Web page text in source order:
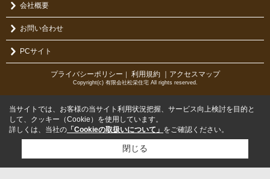
会社概要
お問い合わせ
PCサイト
プライバシーポリシー ｜ 利用規約 ｜アクセスマップ
Copyright(c) 有限会社松栄住宅 All rights reserved.
当サイトでは、お客様の当サイト利用状況把握、サービス向上検討を目的と
して、クッキー（Cookie）を使用しています。
詳しくは、当社の 「Cookieの取扱いについて」 をご確認ください。
閉じる